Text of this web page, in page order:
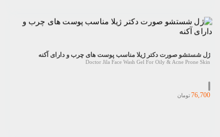
ژل شستشو صورت دکتر ژیلا مناسب پوست های چرب و دارای آکنه
Doctor Jila Face Wash Gel For Oily & Acne Prone Skin
76,700 تومان